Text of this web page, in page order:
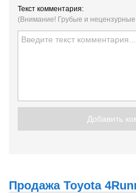
Текст комментария:
(Внимание! Грубые и
Добавить
Продажа Toyota